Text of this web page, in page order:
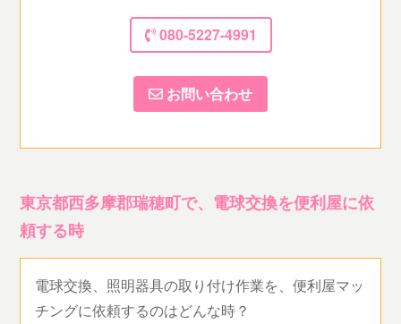
080-5227-4991
お問い合わせ
東京都西多摩郡瑞穂町で、電球交換を便利屋に依
頼する時
電球交換、照明器具の取り付け作業を、便利屋マッ
チングに依頼するのはどんな時？